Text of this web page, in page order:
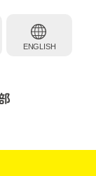
ENGLISH